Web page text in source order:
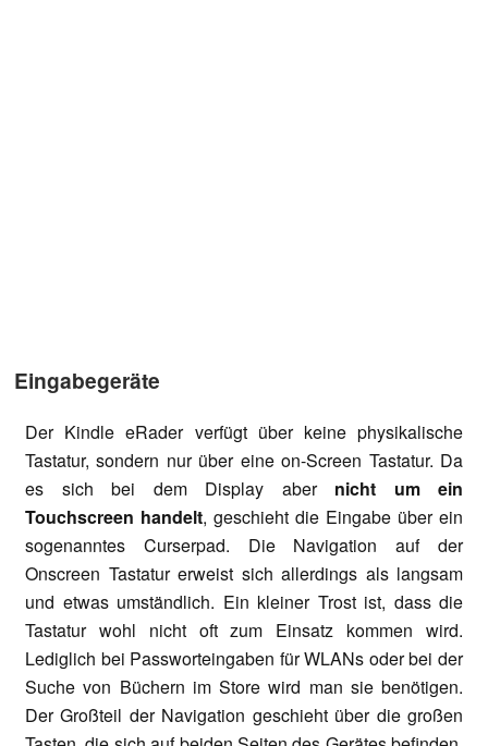
Eingabegeräte
Der Kindle eRader verfügt über keine physikalische
Tastatur, sondern nur über eine on-Screen Tastatur. Da
es sich bei dem Display aber nicht um ein
Touchscreen handelt, geschieht die Eingabe über ein
sogenanntes Curserpad. Die Navigation auf der
Onscreen Tastatur erweist sich allerdings als langsam
und etwas umständlich. Ein kleiner Trost ist, dass die
Tastatur wohl nicht oft zum Einsatz kommen wird.
Lediglich bei Passworteingaben für WLANs oder bei der
Suche von Büchern im Store wird man sie benötigen.
Der Großteil der Navigation geschieht über die großen